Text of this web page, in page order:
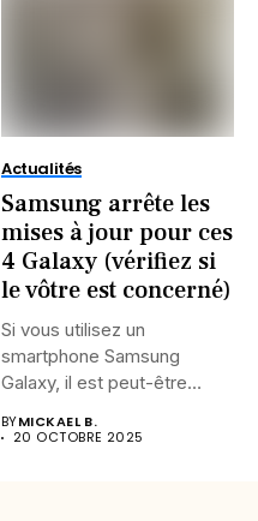
Actualités
Samsung arrête les
mises à jour pour ces
4 Galaxy (vérifiez si
le vôtre est concerné)
Si vous utilisez un
smartphone Samsung
Galaxy, il est peut-être
BYMICKAEL B.
20 OCTOBRE 2025